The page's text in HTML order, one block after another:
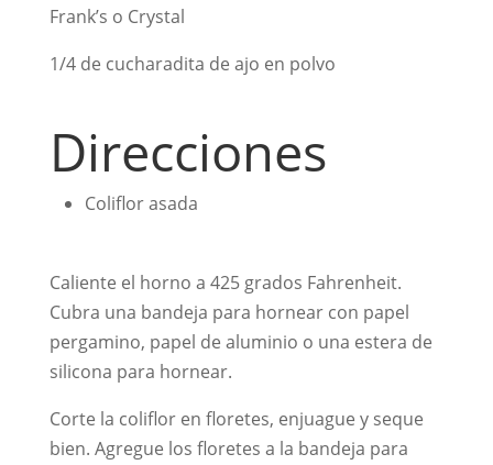
Frank’s o Crystal
1/4 de cucharadita de ajo en polvo
Direcciones
Coliflor asada
Caliente el horno a 425 grados Fahrenheit.
Cubra una bandeja para hornear con papel
pergamino, papel de aluminio o una estera de
silicona para hornear.
Corte la coliflor en floretes, enjuague y seque
bien. Agregue los floretes a la bandeja para